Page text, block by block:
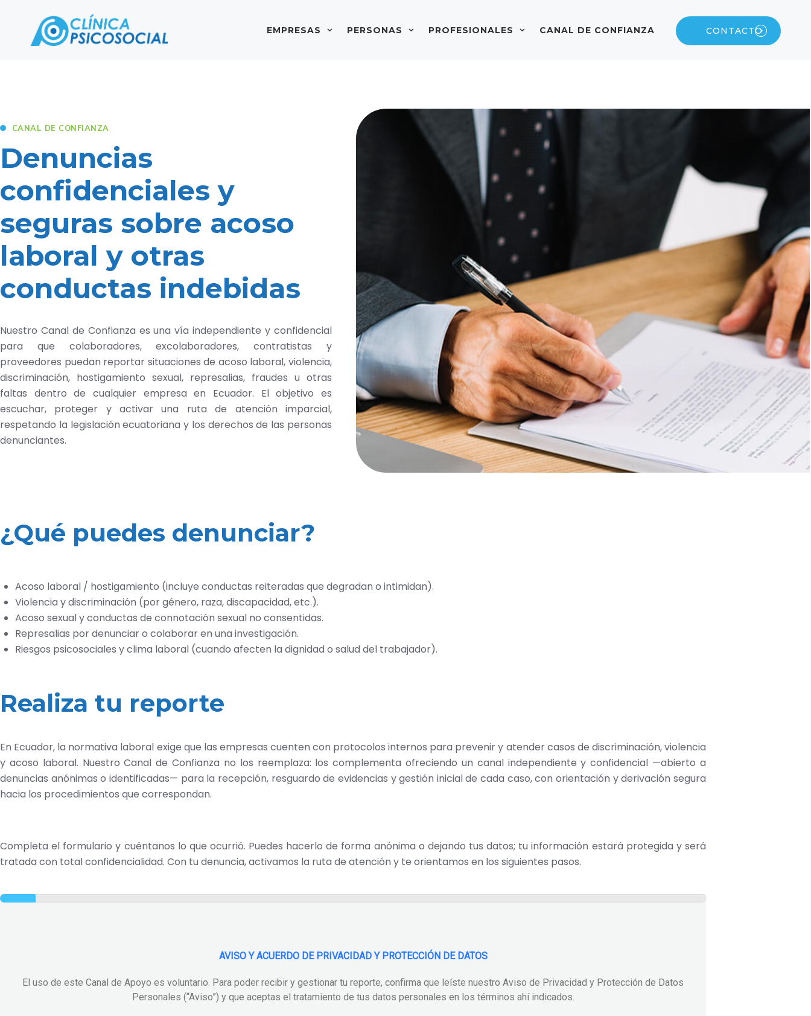
CONTACTO
EMPRESAS PERSONAS PROFESIONALES CANAL DE CONFIANZA
CANAL DE CONFIANZA
Denuncias
confidenciales y
seguras sobre acoso
laboral y otras
conductas indebidas
Nuestro Canal de Confianza es una vía independiente y confidencial
para que colaboradores, excolaboradores, contratistas y
proveedores puedan reportar situaciones de acoso laboral, violencia,
discriminación, hostigamiento sexual, represalias, fraudes u otras
faltas dentro de cualquier empresa en Ecuador. El objetivo es
escuchar, proteger y activar una ruta de atención imparcial,
respetando la legislación ecuatoriana y los derechos de las personas
denunciantes.
¿Qué puedes denunciar?
Acoso laboral / hostigamiento (incluye conductas reiteradas que degradan o intimidan).
Violencia y discriminación (por género, raza, discapacidad, etc.).
Acoso sexual y conductas de connotación sexual no consentidas.
Represalias por denunciar o colaborar en una investigación.
Riesgos psicosociales y clima laboral (cuando afecten la dignidad o salud del trabajador).
Realiza tu reporte
En Ecuador, la normativa laboral exige que las empresas cuenten con protocolos internos para prevenir y atender casos de discriminación, violencia
y acoso laboral. Nuestro Canal de Confianza no los reemplaza: los complementa ofreciendo un canal independiente y confidencial —abierto a
denuncias anónimas o identificadas— para la recepción, resguardo de evidencias y gestión inicial de cada caso, con orientación y derivación segura
hacia los procedimientos que correspondan.
Completa el formulario y cuéntanos lo que ocurrió. Puedes hacerlo de forma anónima o dejando tus datos; tu información estará protegida y será
tratada con total confidencialidad. Con tu denuncia, activamos la ruta de atención y te orientamos en los siguientes pasos.
AVISO Y ACUERDO DE PRIVACIDAD Y PROTECCIÓN DE DATOS
El uso de este Canal de Apoyo es voluntario. Para poder recibir y gestionar tu reporte, confirma que leíste nuestro Aviso de Privacidad y Protección de Datos
Personales (“Aviso”) y que aceptas el tratamiento de tus datos personales en los términos ahí indicados.